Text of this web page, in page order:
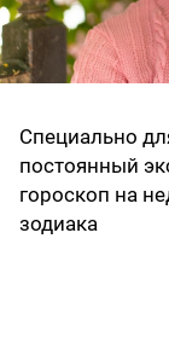
Специально
постоянный
гороскоп на
зодиака